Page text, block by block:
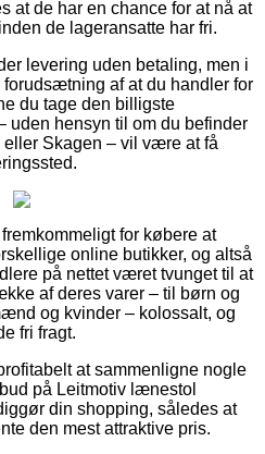
at de har en chance for at nå at
de lageransatte har fri.
levering uden betaling, men i
af at du handler for
du tage den billigste
uden hensyn til om du befinder
Skagen – vil være at få
for købere at
online butikker, og altså
på nettet været tvunget til at
af deres varer – til børn og
og kvinder – kolossalt, og
fri fragt.
at sammenligne nogle
på Leitmotiv lænestol
din shopping, således at
den mest attraktive pris.